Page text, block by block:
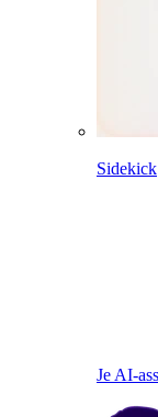
Sidekick
Je AI-